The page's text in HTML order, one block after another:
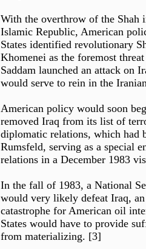
With the overthrow of the Shah
Islamic Republic, American
States identified revolutionary
Khomenei as the foremost
Saddam launched an attack on
would serve to rein in the
American policy would soon
removed Iraq from its list of
diplomatic relations, which had
Rumsfeld, serving as a special
relations in a December 1983
In the fall of 1983, a National
would very likely defeat Iraq,
catastrophe for American oil
States would have to provide
from materializing. [3]